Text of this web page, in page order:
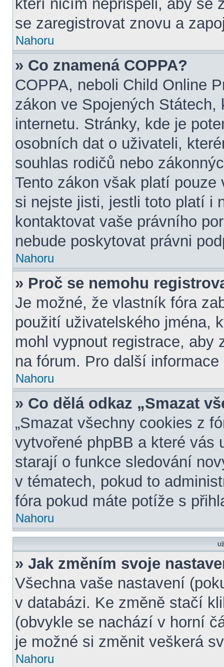
kteří ničím nepřispěli, aby se
se zaregistrovat znovu a
Nahoru
» Co znamená COPPA?
COPPA, neboli Child Online
zákon ve Spojených
internetu. Stránky, kde je
osobních dat o uživateli,
souhlas rodičů nebo
Tento zákon však platí
si nejste jisti, jestli toto platí i
kontaktovat vaše právního
nebude poskytovat právni
Nahoru
» Proč se nemohu
Je možné, že vlastník fóra
použití uživatelského jména,
mohl vypnout registrace, aby
na fórum. Pro další
Nahoru
» Co dělá odkaz „Smazat
„Smazat všechny cookies z
vytvořené phpBB a které vás
starají o funkce sledování
v tématech, pokud to
fóra pokud máte potíže s
Nahoru
» Jak změním svoje
Všechna vaše nastavení
v databázi. Ke změně stačí
(obvykle se nachází v horní
je možné si změnit veškerá
Nahoru